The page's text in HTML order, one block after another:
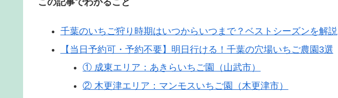
この記事でわかること
千葉のいちご狩り時期はいつからいつまで？ベストシーズンを解説
【当日予約可・予約不要】明日行ける！千葉の穴場いちご農園3選
① 成東エリア：あきらいちご園（山武市）
② 木更津エリア：マンモスいちご園（木更津市）